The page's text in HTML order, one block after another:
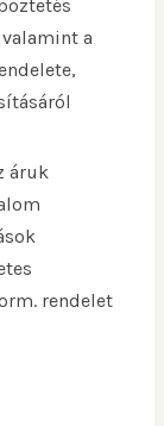
a
áruk
rendelet